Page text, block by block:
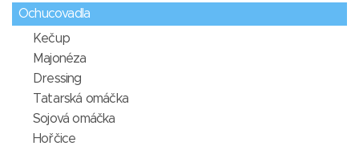
Ochucovadla
Kečup
Majonéza
Dressing
Tatarská omáčka
Sojová omáčka
Hořčice